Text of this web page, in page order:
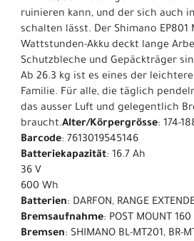
ruinieren kann, und der sich auch
schalten lässt. Der Shimano
Wattstunden-Akku deckt lange
Schutzbleche und Gepäckträger
Ab 26.3 kg ist es eines der
Familie. Für alle, die täglich
das ausser Luft und gelegentlich
braucht.Alter/Körpergrösse: 174-
Barcode: 7613019545146
Batteriekapazität: 16.7 Ah
36 V
600 Wh
Batterien: DARFON, RANGE
Bremsaufnahme: POST MOUNT
Bremsen: SHIMANO BL-MT201, BR-